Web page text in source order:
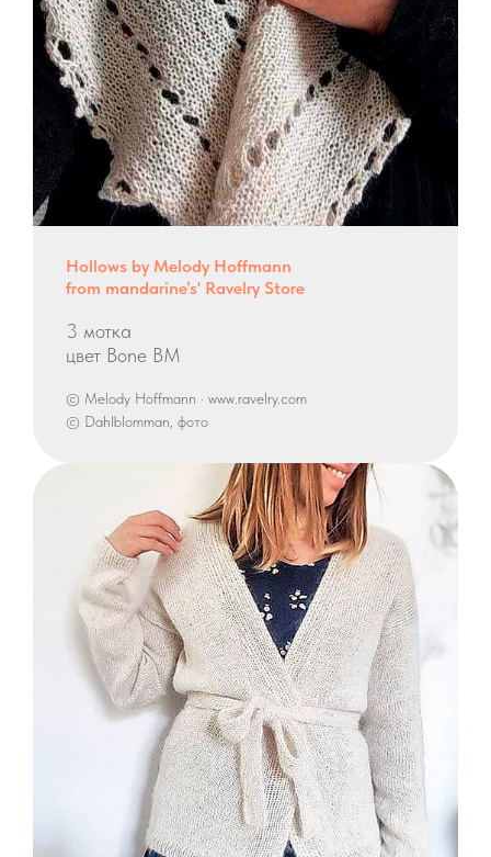
Hollows by Melody Hoffmann
from mandarine’s' Ravelry Store
3 мотка
цвет Bone BM
© Melody Hoffmann · www.ravelry.com
© Dahlblomman, фото